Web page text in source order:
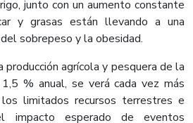
junto con un aumento constante
y grasas están llevando a una
sobrepeso y la obesidad.
producción agrícola y pesquera de la
% anual, se verá cada vez más
limitados recursos terrestres e
impacto esperado de eventos